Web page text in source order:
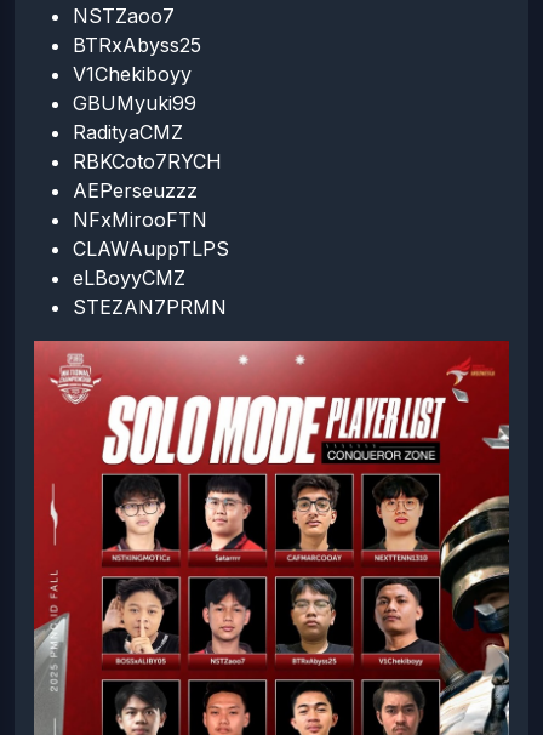
NSTZaoo7
BTRxAbyss25
V1Chekiboyy
GBUMyuki99
RadityaCMZ
RBKCoto7RYCH
AEPerseuzzz
NFxMirooFTN
CLAWAuppTLPS
eLBoyyCMZ
STEZAN7PRMN